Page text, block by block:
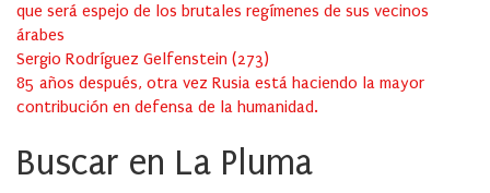
que será espejo de los brutales regímenes de sus vecinos
árabes
Sergio Rodríguez Gelfenstein (273)
85 años después, otra vez Rusia está haciendo la mayor
contribución en defensa de la humanidad.
Buscar en La Pluma